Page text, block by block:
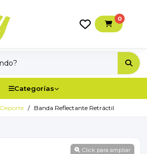
0
Categorías
Deporte Banda Reflectante Retráctil
Click para ampliar